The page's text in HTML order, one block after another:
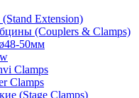
Extension)
(Couplers & Clamps)
50мм
Clamps
Clamps
(Stage Clamps)